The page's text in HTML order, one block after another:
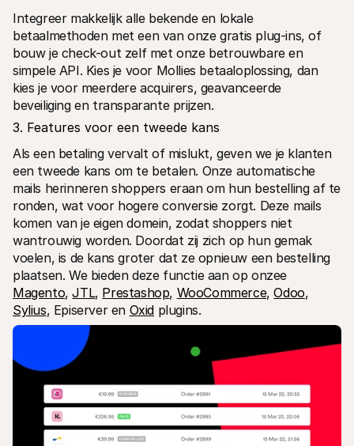
Integreer makkelijk alle bekende en lokale
betaalmethoden met een van onze gratis plug-ins, of
bouw je check-out zelf met onze betrouwbare en
simpele API. Kies je voor Mollies betaaloplossing, dan
kies je voor meerdere acquirers, geavanceerde
beveiliging en transparante prijzen.
3. Features voor een tweede kans
Als een betaling vervalt of mislukt, geven we je klanten
een tweede kans om te betalen. Onze automatische
mails herinneren shoppers eraan om hun bestelling af te
ronden, wat voor hogere conversie zorgt. Deze mails
komen van je eigen domein, zodat shoppers niet
wantrouwig worden. Doordat zij zich op hun gemak
voelen, is de kans groter dat ze opnieuw een bestelling
Magento, JTL, Prestashop, WooCommerce, Odoo
Sylius, Episerver en Oxid plugins.